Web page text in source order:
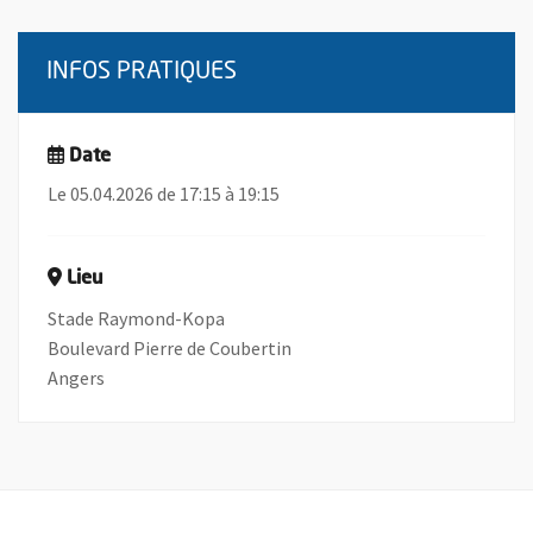
INFOS PRATIQUES
Date
Le 05.04.2026 de 17:15 à 19:15
Lieu
Stade Raymond-Kopa
Boulevard Pierre de Coubertin
Angers